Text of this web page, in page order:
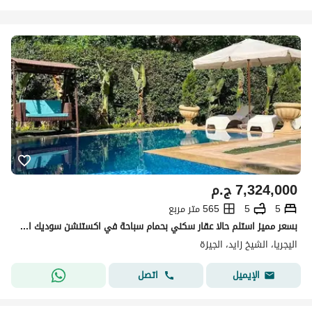
ج.م7,324,000
5
5
565 متر مربع
بسعر مميز استلم حالا عقار سكني بحمام سباحة في اكستنشن سوديك الشيخ زايد امام بيفرلي هيلز
اليجريا، الشيخ زايد، الجيزة
الإيميل
اتصل